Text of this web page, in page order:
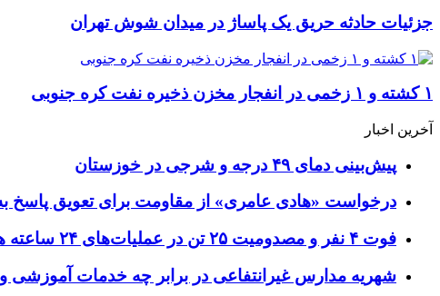
جزئیات حادثه حریق یک پاساژ در میدان شوش تهران
۱ کشته و ۱ زخمی در انفجار مخزن ذخیره نفت کره جنوبی
آخرین اخبار
پیش‌بینی دمای ۴۹ درجه و شرجی در خوزستان
درخواست «هادی عامری» از مقاومت برای تعویق پاسخ
فوت ۴ نفر و مصدومیت ۲۵ تن در عملیات‌های ۲۴ ساعته هلال احمر اصفهان
شهریه مدارس غیرانتفاعی در برابر چه خدمات